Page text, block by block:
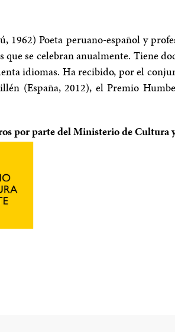
1962) Poeta peruano-español y
se celebran anualmente. Tiene
idiomas. Ha recibido, por el
(España, 2012), el Premio
por parte del Ministerio de Cultura